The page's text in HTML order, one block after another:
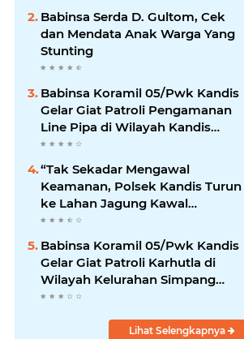
Babinsa Serda D. Gultom, Cek
dan Mendata Anak Warga Yang
Stunting
Babinsa Koramil 05/Pwk Kandis
Gelar Giat Patroli Pengamanan
Line Pipa di Wilayah Kandis
Kandis
“Tak Sekadar Mengawal
Keamanan, Polsek Kandis Turun
ke Lahan Jagung Kawal
Ketahanan Pangan
Babinsa Koramil 05/Pwk Kandis
Gelar Giat Patroli Karhutla di
Wilayah Kelurahan Simpang
Belutu
Lihat Selengkapnya